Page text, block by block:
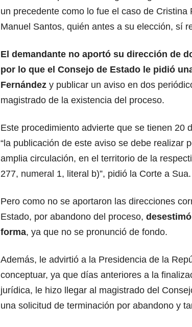
un precedente como lo fue el caso de
Manuel Santos, quién antes a su elección, sí
El demandante no aportó su dirección de
por lo que el Consejo de Estado le pidió
Fernández y publicar un aviso en dos
magistrado de la existencia del proceso.
Este procedimiento advierte que se tienen 20
“la publicación de este aviso se debe realizar
amplia circulación, en el territorio de la
277, numeral 1, literal b)”, pidió la Corte a Sua.
Pero como no se aportaron las direcciones
Estado, por abandono del proceso,
forma, ya que no se pronunció de fondo.
Además, le advirtió a la Presidencia de la
conceptuar, ya que días anteriores a la
jurídica, le hizo llegar al magistrado del
una solicitud de terminación por abandono y